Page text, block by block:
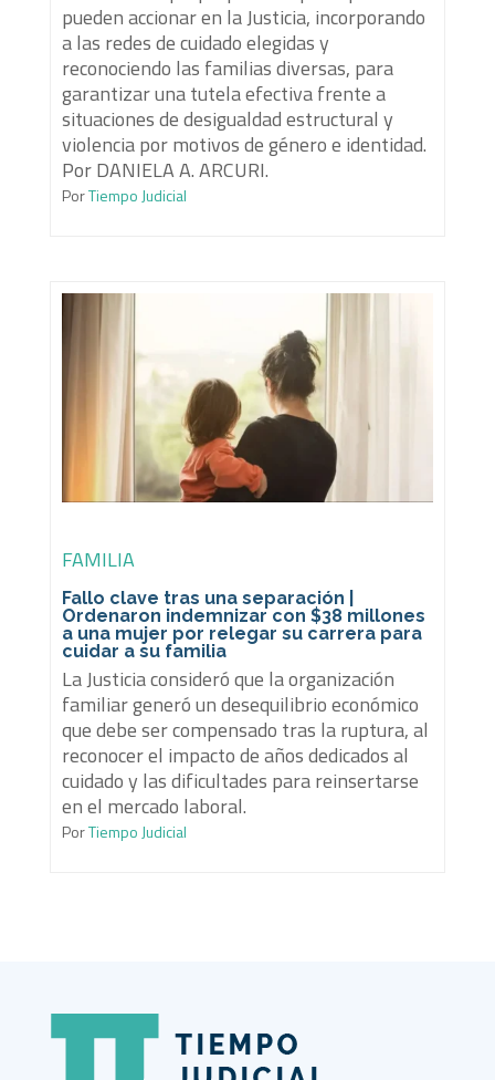
pueden accionar en la Justicia, incorporando
a las redes de cuidado elegidas y
reconociendo las familias diversas, para
garantizar una tutela efectiva frente a
situaciones de desigualdad estructural y
violencia por motivos de género e identidad.
Por DANIELA A. ARCURI.
PorTiempo Judicial
FAMILIA
Fallo clave tras una separación |
Ordenaron indemnizar con $38 millones
a una mujer por relegar su carrera para
cuidar a su familia
La Justicia consideró que la organización
familiar generó un desequilibrio económico
que debe ser compensado tras la ruptura, al
reconocer el impacto de años dedicados al
cuidado y las dificultades para reinsertarse
en el mercado laboral.
PorTiempo Judicial